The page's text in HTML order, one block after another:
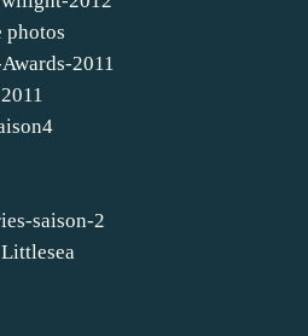
2011
saison-2